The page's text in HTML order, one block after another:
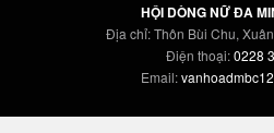
HỘI DÒNG NỮ ĐA
Địa chỉ: Thôn Bùi Chu,
Điện thoại:0228
Email: